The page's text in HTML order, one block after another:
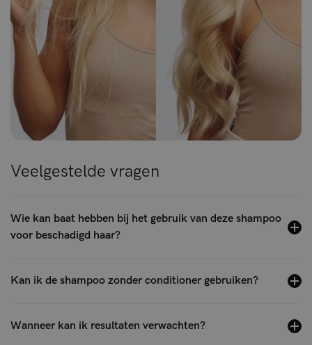
Veelgestelde vragen
Wie kan baat hebben bij het gebruik van deze shampoo
voor beschadigd haar?
Kan ik de shampoo zonder conditioner gebruiken?
Wanneer kan ik resultaten verwachten?